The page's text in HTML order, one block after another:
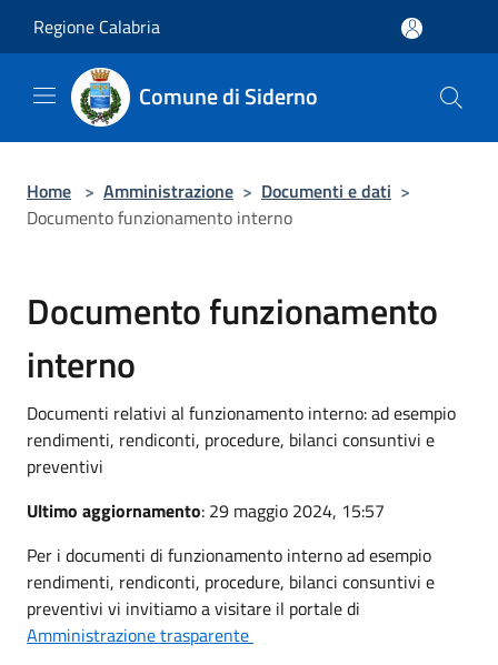
Regione Calabria
Comune di Siderno
Home > Amministrazione > Documenti e dati >
Documento funzionamento interno
Documento funzionamento
interno
Documenti relativi al funzionamento interno: ad esempio
rendimenti, rendiconti, procedure, bilanci consuntivi e
preventivi
Ultimo aggiornamento: 29 maggio 2024, 15:57
Per i documenti di funzionamento interno ad esempio
rendimenti, rendiconti, procedure, bilanci consuntivi e
preventivi vi invitiamo a visitare il portale di
Amministrazione trasparente